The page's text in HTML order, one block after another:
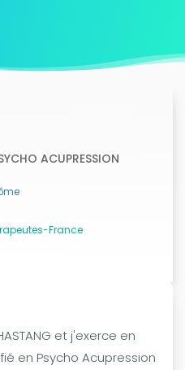
ACUPRESSION
France
et j'exerce en
en Psycho Acupression